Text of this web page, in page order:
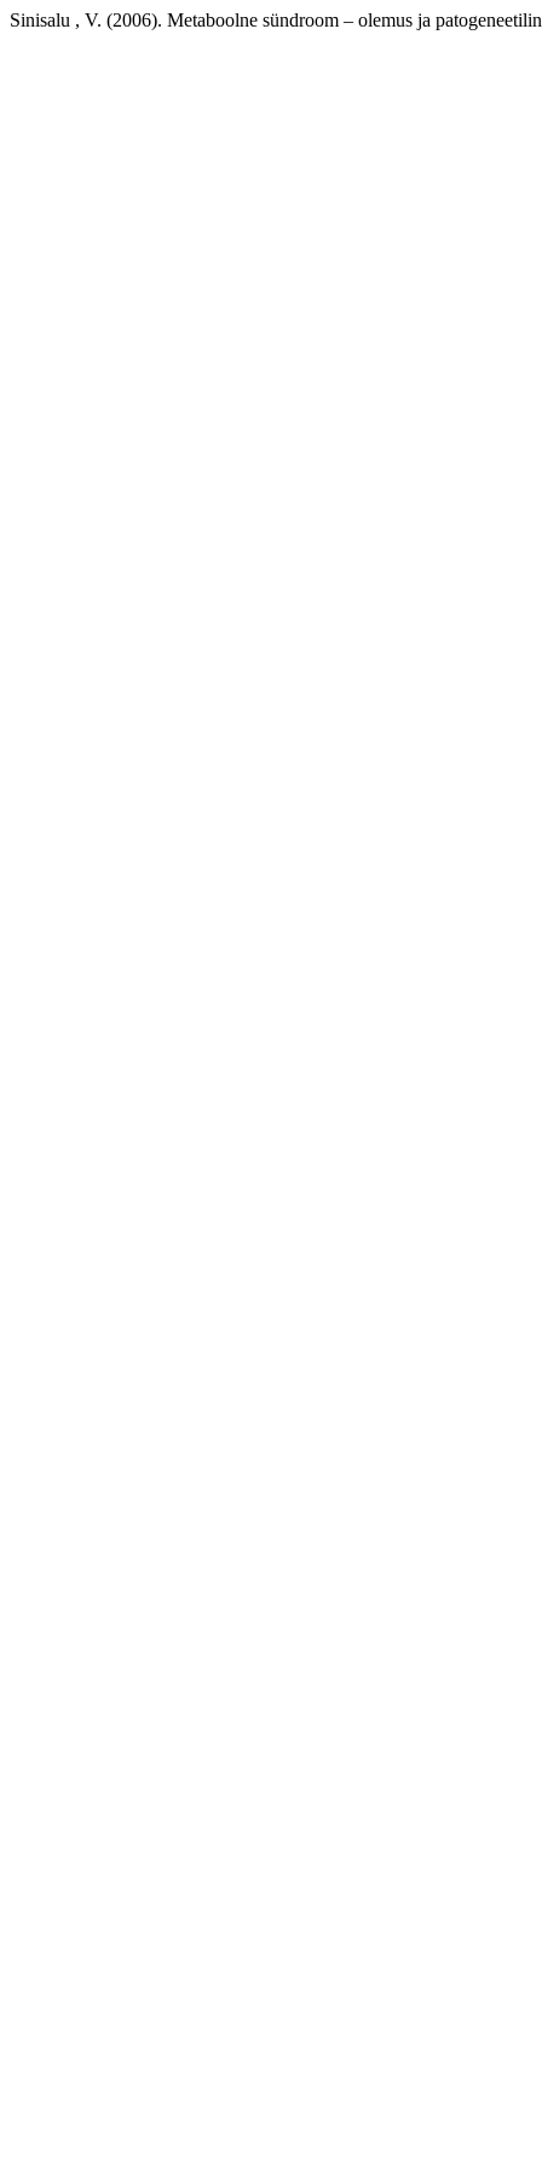
Sinisalu , V. (2006). Metaboolne sündroom – olemus ja